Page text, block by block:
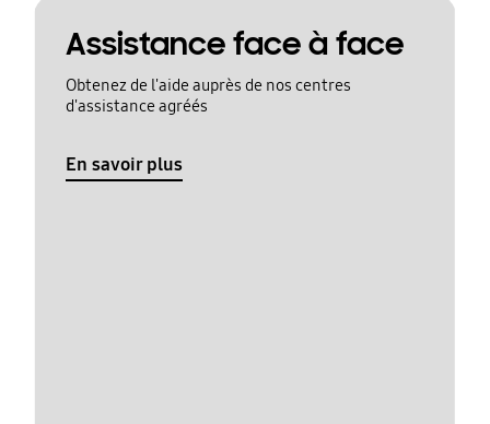
Assistance face à face
Obtenez de l'aide auprès de nos centres
d'assistance agréés
En savoir plus